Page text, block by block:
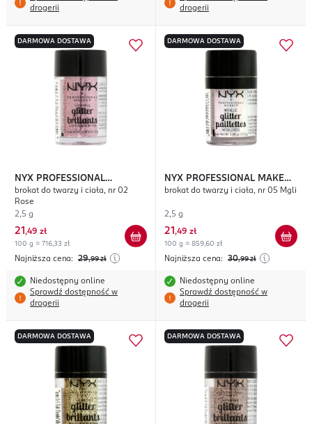
drogerii
drogerii
DARMOWA DOSTAWA
NYX PROFESSIONAL
MAKEUP Glitter Brillants
brokat do twarzy i ciała, nr 02
Rose
2,5 g
21 ,49 zł
100 g = 716,33 zł
Najniższa cena: 29,99 zł
Niedostępny online
Sprawdź dostępność w
drogerii
DARMOWA DOSTAWA
NYX PROFESSIONAL MAKEUP
Glitter Pailettes
brokat do twarzy i ciała, nr 05 Mgli
2,5 g
21 ,49 zł
100 g = 859,60 zł
Najniższa cena: 30,99 zł
Niedostępny online
Sprawdź dostępność w
drogerii
DARMOWA DOSTAWA DARMOWA DOSTAWA